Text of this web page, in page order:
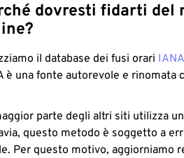
dovresti fidarti del
il database dei fusi orari IANA
è una fonte autorevole e rinomata
parte degli altri siti utilizza
questo metodo è soggetto a
Per questo motivo, aggiorniamo